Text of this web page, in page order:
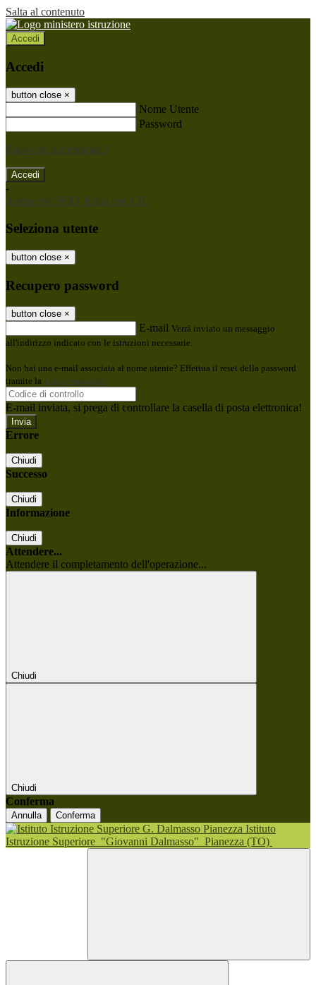
Salta al contenuto
Accedi
Accedi
button close ×
Nome Utente
Password
Password dimenticata?
-
Entra con SPID Entra con CIE
Seleziona utente
button close ×
Recupero password
button close ×
E-mail Verrà inviato un messaggio
all'indirizzo indicato con le istruzioni necessarie.
Non hai una e-mail associata al nome utente? Effettua il reset della password
tramite la Login Spaggiari
E-mail inviata, si prega di controllare la casella di posta elettronica!
Errore
Chiudi
Successo
Chiudi
Informazione
Chiudi
Attendere...
Attendere il completamento dell'operazione...
Chiudi
Chiudi
Conferma
Annulla Conferma
Istituto
Istruzione Superiore "Giovanni Dalmasso" Pianezza (TO)